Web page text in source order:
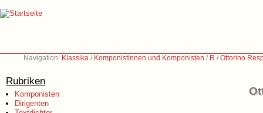
Navigation: Klassika / Komponistinnen und Komponisten / R /Ottorino
Rubriken
Komponisten
Dirigenten